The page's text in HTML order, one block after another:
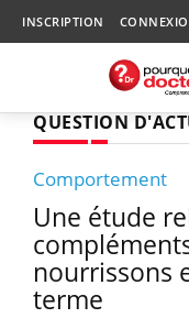
INSCRIPTION
QUESTION
Comportement
Une étude
nourrissons
terme